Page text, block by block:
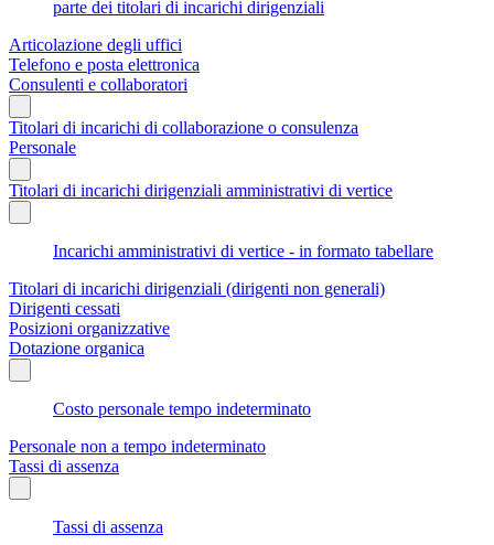
parte dei titolari di incarichi dirigenziali
Articolazione degli uffici
Telefono e posta elettronica
Consulenti e collaboratori
Titolari di incarichi di collaborazione o consulenza
Personale
Titolari di incarichi dirigenziali amministrativi di vertice
Incarichi amministrativi di vertice - in formato tabellare
Titolari di incarichi dirigenziali (dirigenti non generali)
Dirigenti cessati
Posizioni organizzative
Dotazione organica
Costo personale tempo indeterminato
Personale non a tempo indeterminato
Tassi di assenza
Tassi di assenza